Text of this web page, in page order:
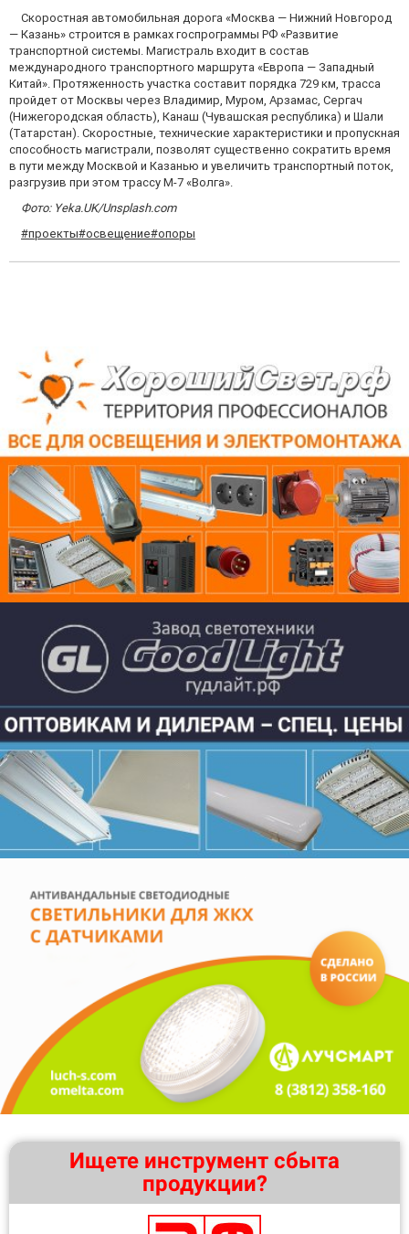
Скоростная автомобильная дорога «Москва — Нижний Новгород
— Казань» строится в рамках госпрограммы РФ «Развитие
транспортной системы. Магистраль входит в состав
международного транспортного маршрута «Европа — Западный
Китай». Протяженность участка составит порядка 729 км, трасса
пройдет от Москвы через Владимир, Муром, Арзамас, Сергач
(Нижегородская область), Канаш (Чувашская республика) и Шали
(Татарстан). Скоростные, технические характеристики и пропускная
способность магистрали, позволят существенно сократить время
в пути между Москвой и Казанью и увеличить транспортный поток,
разгрузив при этом трассу М-7 «Волга».
Фото: Yeka.UK/Unsplash.com
#проекты#освещение#опоры
Ищете инструмент сбыта
продукции?